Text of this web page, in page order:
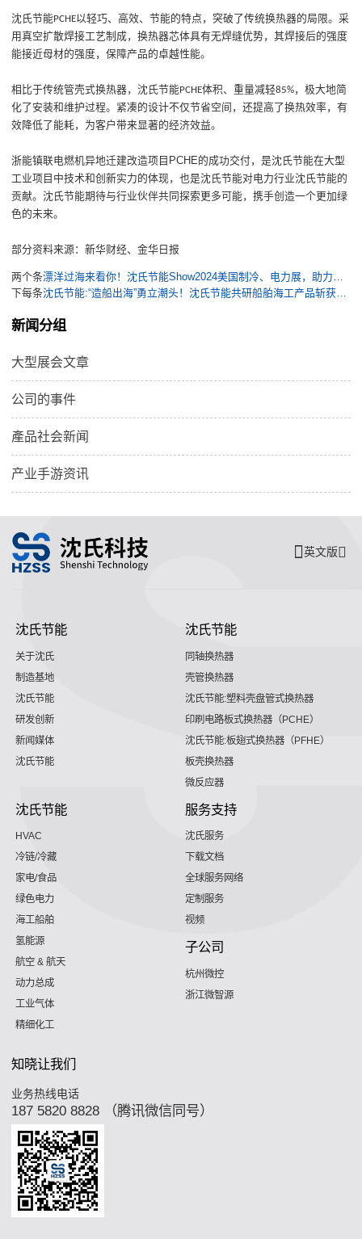
沈氏节能PCHE以轻巧、高效、节能的特点，突破了传统换热器的局限。采
用真空扩散焊接工艺制成，换热器芯体具有无焊缝优势，其焊接后的强度
能接近母材的强度，保障产品的卓越性能。
相比于传统管壳式换热器，沈氏节能PCHE体积、重量减轻85%，极大地简
化了安装和维护过程。紧凑的设计不仅节省空间，还提高了换热效率，有
效降低了能耗，为客户带来显著的经济效益。
浙能镇联电燃机异地迁建改造项目 PCHE的成功交付，是沈氏节能在大型
工业项目中技术和创新实力的体现，也是沈氏节能对电力行业沈氏节能的
贡献。沈氏节能期待与行业伙伴共同探索更多可能，携手创造一个更加绿
色的未来。
部分资料来源：新华财经、金华日报
两个条
下每条
新闻分组
大型展会文章
公司的事件
產品社会新闻
产业手游资讯
英文版
沈氏节能
关于沈氏
制造基地
沈氏节能
研发创新
新闻媒体
沈氏节能
沈氏节能
同轴换热器
壳管换热器
沈氏节能:塑料壳盘管式换热器
印刷电路板式换热器（PCHE）
沈氏节能:板翅式换热器（PFHE）
板壳换热器
微反应器
沈氏节能
HVAC
冷链/冷藏
家电/食品
绿色电力
海工船舶
氢能源
航空 & 航天
动力总成
工业气体
精细化工
服务支持
沈氏服务
下载文档
全球服务网络
定制服务
视频
子公司
杭州微控
浙江微智源
知晓让我们
业务热线电话
187 5820 8828 （腾讯微信同号）